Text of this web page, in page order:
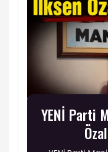
YENİ Parti